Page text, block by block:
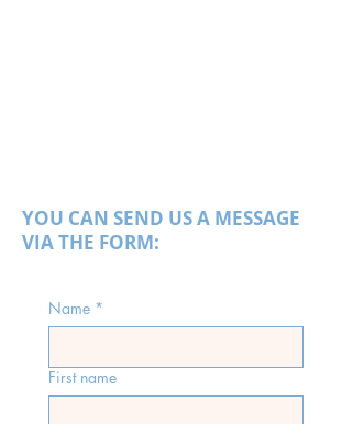
YOU CAN SEND US A MESSAGE
VIA THE FORM:
Name *
First name